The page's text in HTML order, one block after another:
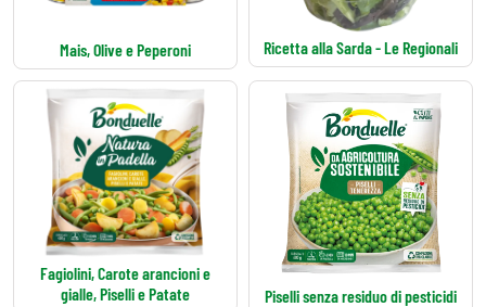
Mais, Olive e Peperoni Ricetta alla Sarda - Le Regionali
Fagiolini, Carote arancioni e
gialle, Piselli e Patate
Piselli senza residuo di pesticidi